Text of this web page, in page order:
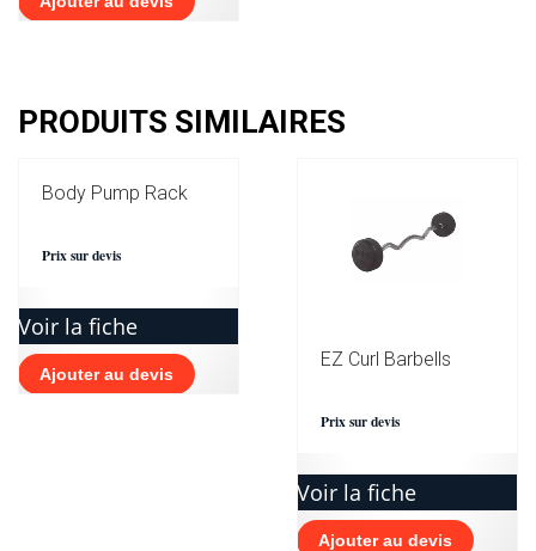
PRODUITS SIMILAIRES
Body Pump Rack
Prix sur devis
Voir la fiche
Ajouter au devis
EZ Curl Barbells
Prix sur devis
Voir la fiche
Ajouter au devis